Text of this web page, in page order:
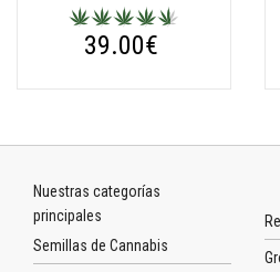
39.00€
Nuestras categorías
principales
Semillas de Cannabis